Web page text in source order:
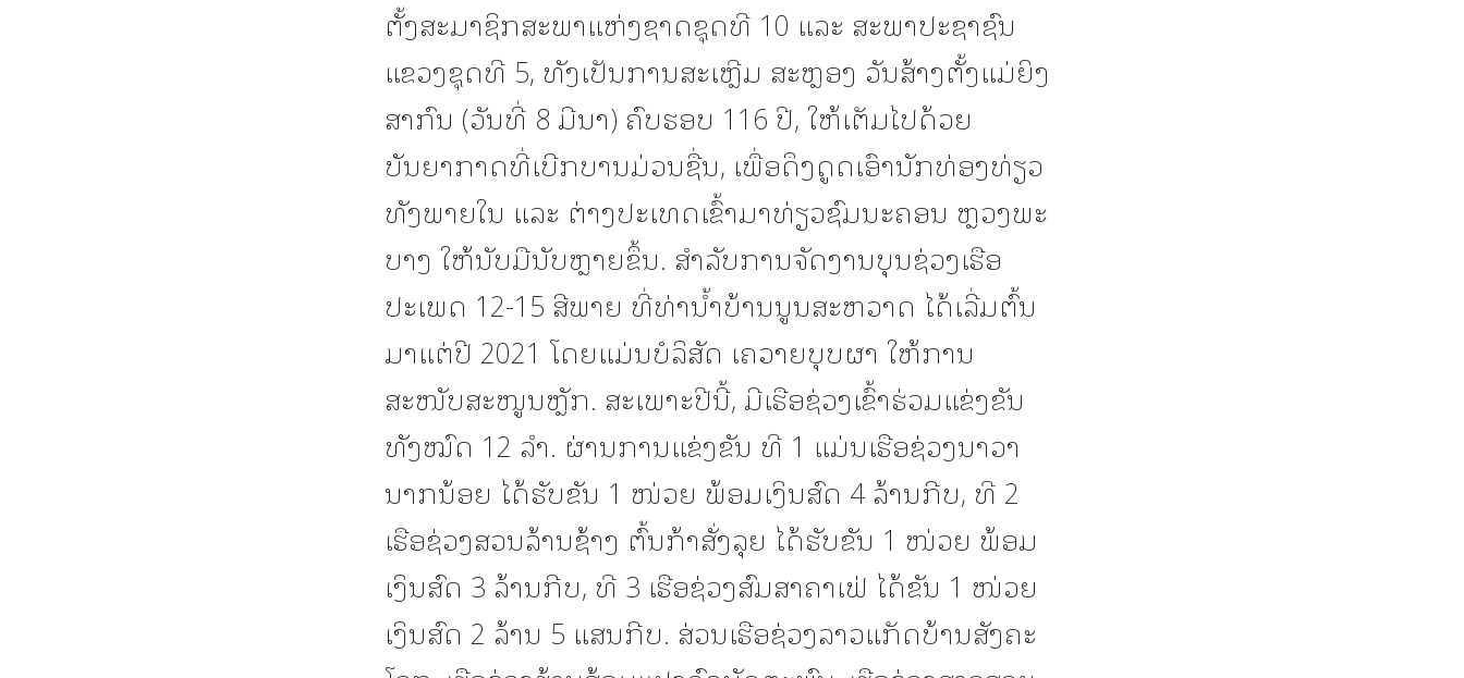
ຕັ້ງສະມາຊິກສະພາແຫ່ງຊາດຊຸດທີ 10 ແລະ ສະພາປະຊາຊົນ
ແຂວງຊຸດທີ 5, ທັງເປັນການສະເຫຼີມ ສະຫຼອງ ວັນສ້າງຕັ້ງແມ່ຍິງ
ສາກົນ (ວັນທີ່ 8 ມີນາ) ຄົບຮອບ 116 ປີ, ໃຫ້ເຕັມໄປດ້ວຍ
ບັນຍາກາດທີ່ເບີກບານມ່ວນຊື່ນ, ເພື່ອດຶງດູດເອົານັກທ່ອງທ່ຽວ
ທັງພາຍໃນ ແລະ ຕ່າງປະເທດເຂົ້າມາທ່ຽວຊົມນະຄອນ ຫຼວງພະ
ບາງ ໃຫ້ນັບມືນັບຫຼາຍຂຶ້ນ. ສຳລັບການຈັດງານບຸນຊ່ວງເຮືອ
ປະເພດ 12-15 ສີພາຍ ທີ່ທ່ານໍ້າບ້ານນູນສະຫວາດ ໄດ້ເລີ່ມຕົ້ນ
ມາແຕ່ປີ 2021 ໂດຍແມ່ນບໍລິສັດ ເຄວາຍບຸບຜາ ໃຫ້ການ
ສະໜັບສະໜູນຫຼັກ. ສະເພາະປີນີ້, ມີເຮືອຊ່ວງເຂົ້າຮ່ວມແຂ່ງຂັນ
ທັງໝົດ 12 ລໍາ. ຜ່ານການແຂ່ງຂັນ ທີ 1 ແມ່ນເຮືອຊ່ວງນາວາ
ນາກນ້ອຍ ໄດ້ຮັບຂັນ 1 ໜ່ວຍ ພ້ອມເງິນສົດ 4 ລ້ານກີບ, ທີ 2
ເຮືອຊ່ວງສວນລ້ານຊ້າງ ຕົ້ນກ້າສັ່ງລຸຍ ໄດ້ຮັບຂັນ 1 ໜ່ວຍ ພ້ອມ
ເງິນສົດ 3 ລ້ານກີບ, ທີ 3 ເຮືອຊ່ວງສົມສາຄາເຟ່ ໄດ້ຂັນ 1 ໜ່ວຍ
ເງິນສົດ 2 ລ້ານ 5 ແສນກີບ. ສ່ວນເຮືອຊ່ວງລາວແກັດບ້ານສັງຄະ